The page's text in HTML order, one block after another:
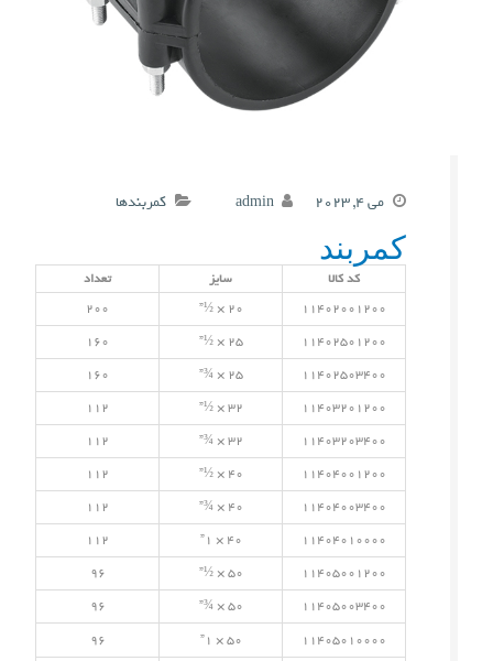
می 4, 2023 admin کمربندها
کمربند
کد کالا سایز
تعداد
11402001200
20 × ½”
200
11402501200
25 × ½”
160
11402503400
25 × ¾”
160
11403201200
32 × ½”
112
11403203400
32 × ¾”
112
11404001200
40 × ½”
112
11404003400
40 × ¾”
112
11404010000
40 × 1”
112
11405001200
50 × ½”
96
11405003400
50 × ¾”
96
11405010000
50 × 1”
96